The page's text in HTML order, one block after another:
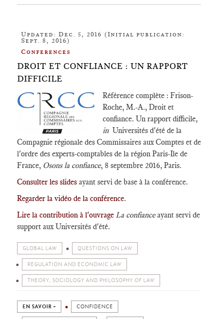
Updated: Dec. 5, 2016 (Initial publication:
Sept. 8, 2016)
Conferences
DROIT ET CONFLIANCE : UN RAPPORT
DIFFICILE
Référence complète : Frison-
Roche, M.-A., Droit et
confiance. Un rapport difficile,
in Universités d'été de la
Compagnie régionale des Commissaires aux Comptes et de
l'ordre des experts-comptables de la région Paris-Ile de
France, Osons la confiance, 8 septembre 2016, Paris.
Consulter les slides ayant servi de base à la conférence.
Regarder la vidéo de la conférence.
Lire la contribution à l'ouvrage La confianceayant servi de
support aux Universités d'été.
GLOBAL LAW QUESTIONS ON LAW
REGULATION AND ECONOMIC LAW
THEORY, SOCIOLOGY AND PHILOSOPHY OF LAW
EN SAVOIR + CONFIDENCE